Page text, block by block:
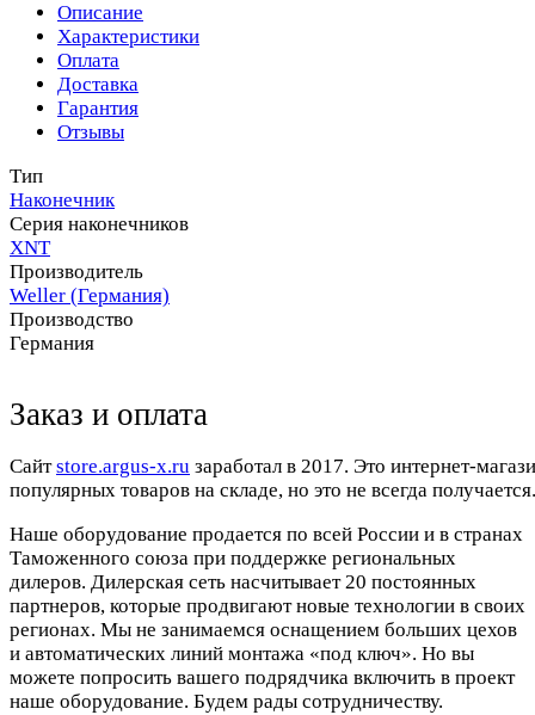
Описание
Характеристики
Оплата
Доставка
Гарантия
Отзывы
Тип
Наконечник
Серия наконечников
XNT
Производитель
Weller (Германия)
Производство
Германия
Заказ и оплата
Cайтstore.argus-x.ru заработал в 2017. Это интернет-
популярных товаров на складе, но это не всегда
Наше оборудование продается по всей России и в странах
Таможенного союза при поддержке региональных
дилеров. Дилерская сеть насчитывает 20 постоянных
партнеров, которые продвигают новые технологии в своих
регионах. Мы не занимаемся оснащением больших цехов
и автоматических линий монтажа «под ключ». Но вы
можете попросить вашего подрядчика включить в проект
наше оборудование. Будем рады сотрудничеству.